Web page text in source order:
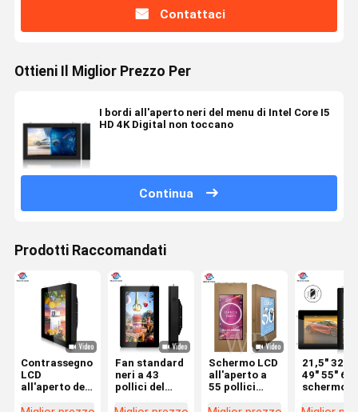
Contattaci
Ottieni Il Miglior Prezzo Per
I bordi all'aperto neri del menu di Intel Core I5
HD 4K Digital non toccano
Continua
Prodotti Raccomandati
Contrassegno
LCD
all'aperto del
Fan standard
neri a 43
pollici del
Schermo LCD
all'aperto a
55 pollici
21,5" 32"
49" 55" 65"
schermo